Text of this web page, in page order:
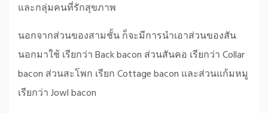
และกลุ่มคนที่รักสุขภาพ
นอกจากส่วนของสามชั้น ก็จะมีการนำเอาส่วนของสัน
นอกมาใช้ เรียกว่า Back bacon ส่วนสันคอ เรียกว่า Collar
bacon ส่วนสะโพก เรียก Cottage bacon และส่วนแก้มหมู
เรียกว่า Jowl bacon